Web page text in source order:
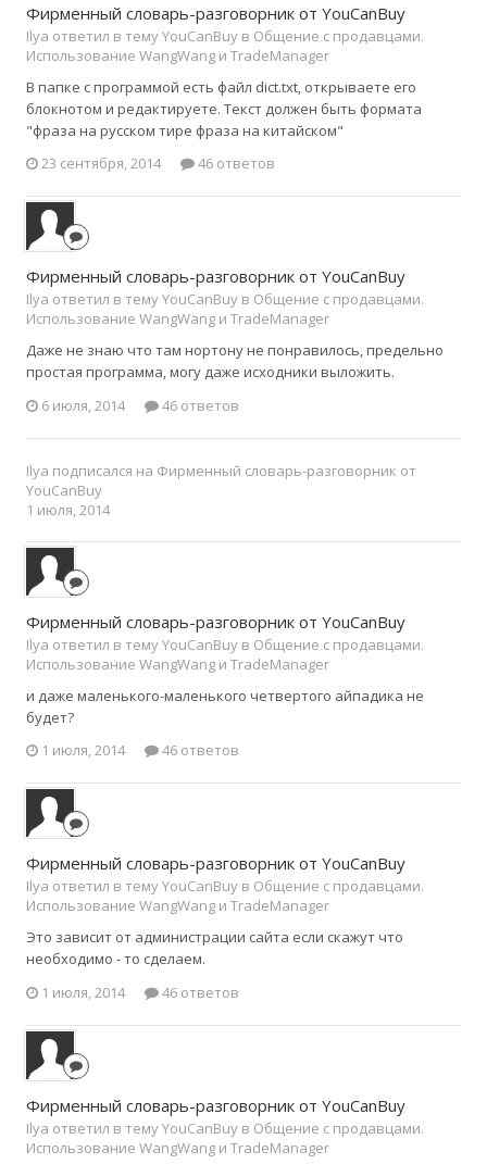
Фирменный словарь-разговорник от YouCanBuy
Ilya ответил в тему YouCanBuy в Общение с продавцами.
Использование WangWang и TradeManager
В папке с программой есть файл dict.txt, открываете его
блокнотом и редактируете. Текст должен быть формата
"фраза на русском тире фраза на китайском"
23 сентября, 2014
46 ответов
Фирменный словарь-разговорник от YouCanBuy
Ilya ответил в тему YouCanBuy в Общение с продавцами.
Использование WangWang и TradeManager
Даже не знаю что там нортону не понравилось, предельно
простая программа, могу даже исходники выложить.
6 июля, 2014
46 ответов
Ilya подписался на Фирменный словарь-разговорник от
YouCanBuy
1 июля, 2014
Фирменный словарь-разговорник от YouCanBuy
Ilya ответил в тему YouCanBuy в Общение с продавцами.
Использование WangWang и TradeManager
и даже маленького-маленького четвертого айпадика не
будет?
1 июля, 2014
46 ответов
Фирменный словарь-разговорник от YouCanBuy
Ilya ответил в тему YouCanBuy в Общение с продавцами.
Использование WangWang и TradeManager
Э­то зависит от администрации сайта если скажут что
необходимо - то сделаем.
1 июля, 2014
46 ответов
Фирменный словарь-разговорник от YouCanBuy
Ilya ответил в тему YouCanBuy в Общение с продавцами.
Использование WangWang и TradeManager